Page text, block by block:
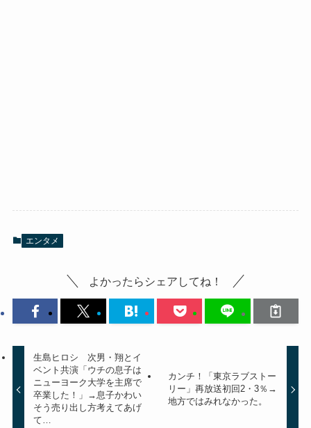
エンタメ
よかったらシェアしてね！
生島ヒロシ 次男・翔とイ
ベント共演「ウチの息子は
ニューヨーク大学を主席で
卒業した！」→息子かわい
そう売り出し方考えてあげ
て…
カンチ！「東京ラブストー
リー」再放送初回2・3％→
地方ではみれなかった。